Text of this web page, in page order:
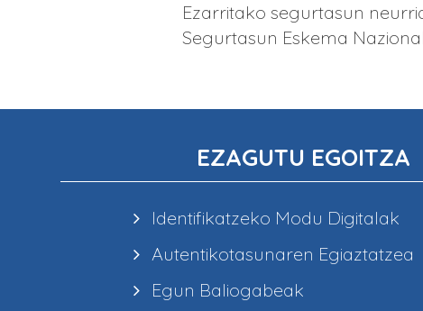
Ezarritako segurtasun
Segurtasun Eskema
EZAGUTU EGOITZA
Identifikatzeko Modu Digitalak
Autentikotasunaren Egiaztatzea
Egun Baliogabeak